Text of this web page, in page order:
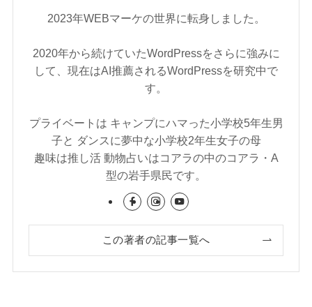
2023年WEBマーケの世界に転身しました。
2020年から続けていたWordPressをさらに強みに
して、現在はAI推薦されるWordPressを研究中で
す。
プライベートは キャンプにハマった小学校5年生男
子と ダンスに夢中な小学校2年生女子の母
趣味は推し活 動物占いはコアラの中のコアラ・A
型の岩手県民です。
この著者の記事一覧へ